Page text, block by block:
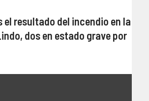
el resultado del incendio en la
dos en estado grave por